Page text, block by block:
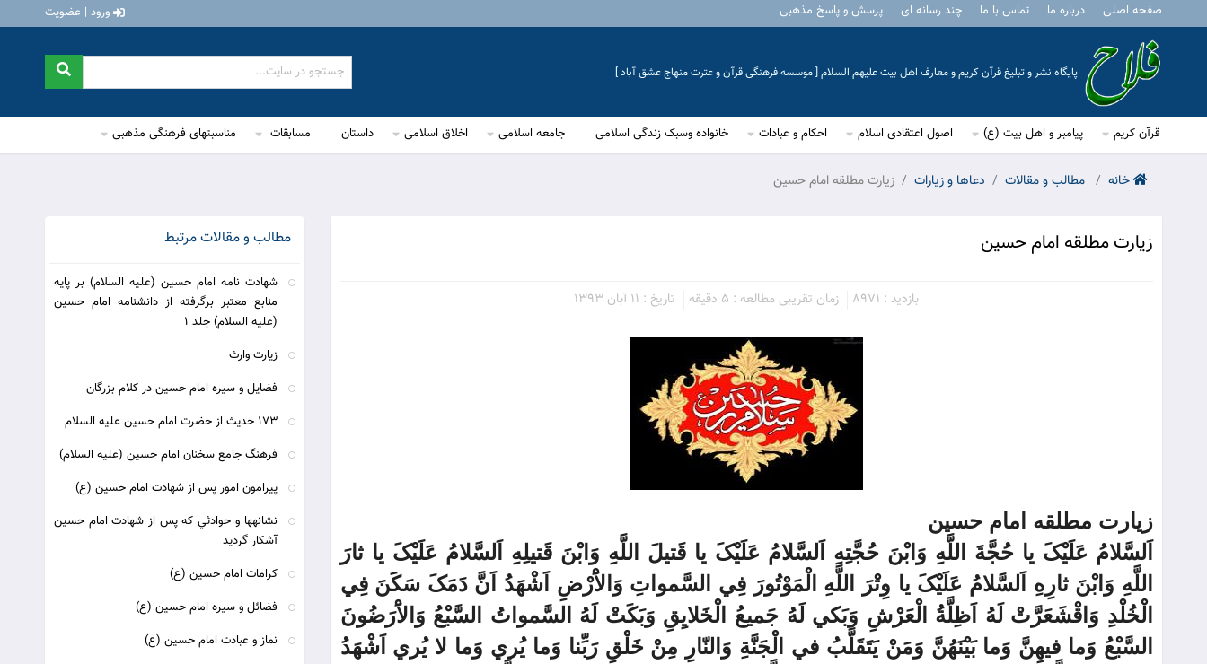
صفحه اصلی درباره ما تماس با ما چند رسانه ای پرسش و پاسخ مذهبی ورود | عضویت
پایگاه نشر و تبلیغ قرآن کریم و معارف اهل بیت علیهم السلام [ موسسه فرهنگی قرآن و عترت منهاج عشق آباد ]
قرآن کریم پیامبر و اهل بیت (ع) اصول اعتقادی اسلام احکام و عبادات خانواده وسبک زندگی اسلامی جامعه اسلامی اخلاق اسلامی داستان مسابقات مناسبتهای فرهنگی مذهبی
خانه مطالب و مقالات دعاها و زیارات زيارت مطلقه امام حسين
زيارت مطلقه امام حسين
بازدید : 8971 زمان تقریبی مطالعه : 5 دقیقه تاریخ : 11 آبان 1393
زيارت مطلقه امام حسين
اَلسَّلامُ عَلَيْکَ يا حُجَّةَ اللَّهِ وَابْنَ حُجَّتِهِ اَلسَّلامُ عَلَيْکَ يا قَتيلَ اللَّهِ وَابْنَ قَتيلِهِ اَلسَّلامُ عَلَيْکَ يا ثارَ
اللَّهِ وَابْنَ ثارِهِ اَلسَّلامُ عَلَيْکَ يا وِتْرَ اللَّهِ الْمَوْتُورَ فِي السَّمواتِ وَالاَْرْضِ اَشْهَدُ اَنَّ دَمَکَ سَکَنَ فِي
الْخُلْدِ وَاقْشَعَرَّتْ لَهُ اَظِلَّةُ الْعَرْشِ وَبَکي لَهُ جَميعُ الْخَلايِقِ وَبَکَتْ لَهُ السَّمواتُ السَّبْعُ وَالاَْرَضُونَ
السَّبْعُ وَما فيهِنَّ وَما بَيْنَهُنَّ وَمَنْ يَتَقَلَّبُ في الْجَنَّةِ وَالنّارِ مِنْ خَلْقِ رَبِّنا وَما يُري وَما لا يُري اَشْهَدُ
مطالب و مقالات مرتبط
شهادت نامه امام حسين (علیه السلام) بر پايه
منابع معتبر برگرفته از دانشنامه امام حسين
(علیه السلام) جلد 1
زيارت وارث
فضايل و سيره امام حسين در كلام بزرگان
173 حديث از حضرت امام حسين عليه السلام
فرهنگ جامع سخنان امام حسين (عليه السلام)
پيرامون امور پس از شهادت امام حسين (ع)
نشانه‏ها و حوادثي که پس از شهادت امام حسين‏
آشکار گرديد
كرامات امام حسين (ع)
فضائل و سيره امام حسين (ع)
نماز و عبادت امام حسين (ع)